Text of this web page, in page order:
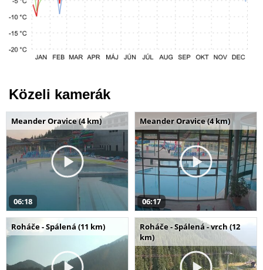
Közeli kamerák
Meander Oravice (4 km)
06:18
Meander Oravice (4 km)
06:17
Roháče - Spálená (11 km)
Roháče - Spálená - vrch (12
km)